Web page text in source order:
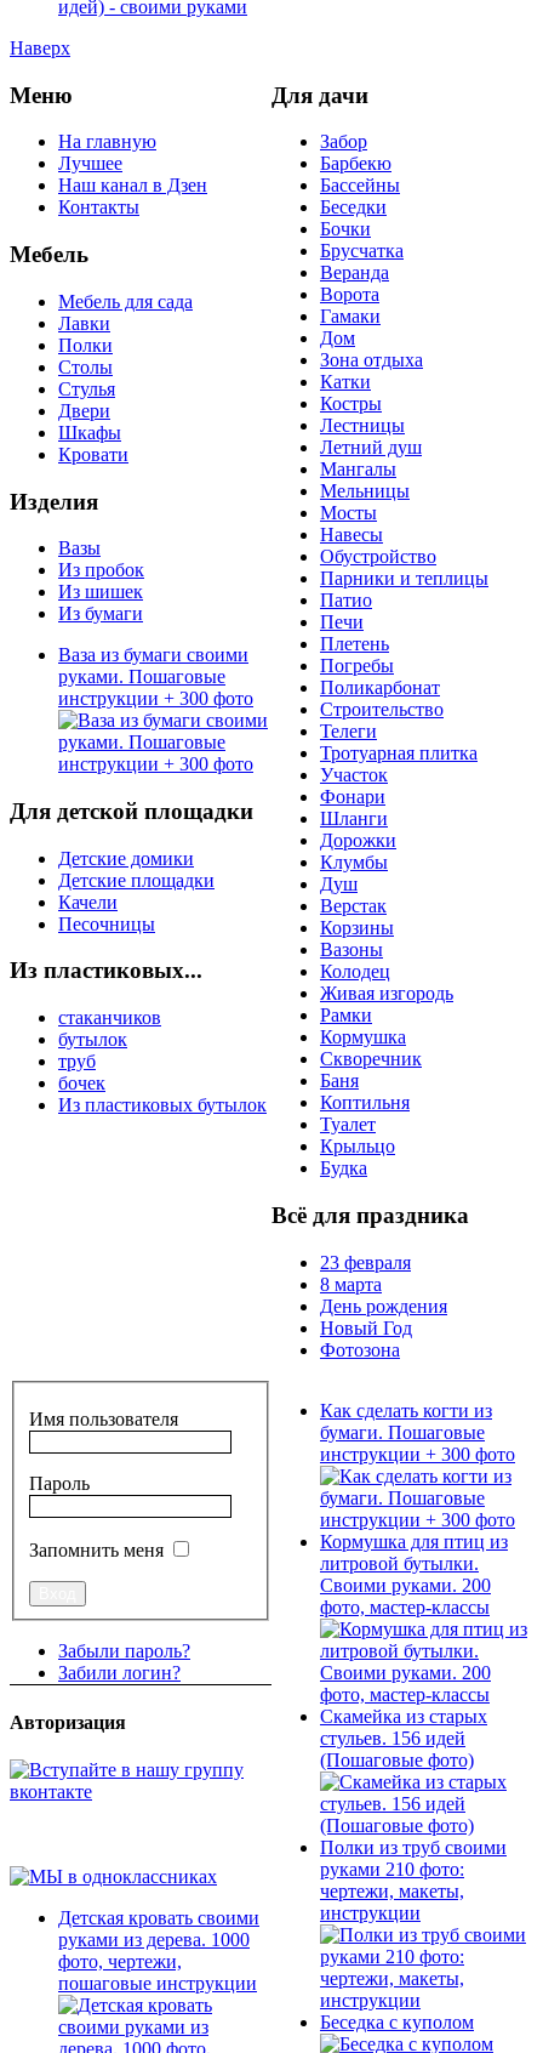
идей) - своими руками
Наверх
Меню
На главную
Лучшее
Наш канал в Дзен
Контакты
Мебель
Мебель для сада
Лавки
Полки
Столы
Стулья
Двери
Шкафы
Кровати
Изделия
Вазы
Из пробок
Из шишек
Из бумаги
Ваза из бумаги своими
руками. Пошаговые
инструкции + 300 фото
Для детской площадки
Детские домики
Детские площадки
Качели
Песочницы
Из пластиковых...
стаканчиков
бутылок
труб
бочек
Из пластиковых бутылок
Для дачи
Забор
Барбекю
Бассейны
Беседки
Бочки
Брусчатка
Веранда
Ворота
Гамаки
Дом
Зона отдыха
Катки
Костры
Лестницы
Летний душ
Мангалы
Мельницы
Мосты
Навесы
Обустройство
Парники и теплицы
Патио
Печи
Плетень
Погребы
Поликарбонат
Строительство
Телеги
Тротуарная плитка
Участок
Фонари
Шланги
Дорожки
Клумбы
Душ
Верстак
Корзины
Вазоны
Колодец
Живая изгородь
Рамки
Кормушка
Скворечник
Баня
Коптильня
Туалет
Крыльцо
Будка
Всё для праздника
23 февраля
8 марта
День рождения
Новый Год
Фотозона
Имя пользователя
Пароль
Запомнить меня
Забыли пароль?
Забили логин?
Авторизация
Детская кровать своими
руками из дерева. 1000
фото, чертежи,
пошаговые инструкции
Как сделать когти из
бумаги. Пошаговые
инструкции + 300 фото
Кормушка для птиц из
литровой бутылки.
Своими руками. 200
фото, мастер-классы
Скамейка из старых
стульев. 156 идей
(Пошаговые фото)
Полки из труб своими
руками 210 фото:
чертежи, макеты,
инструкции
Беседка с куполом